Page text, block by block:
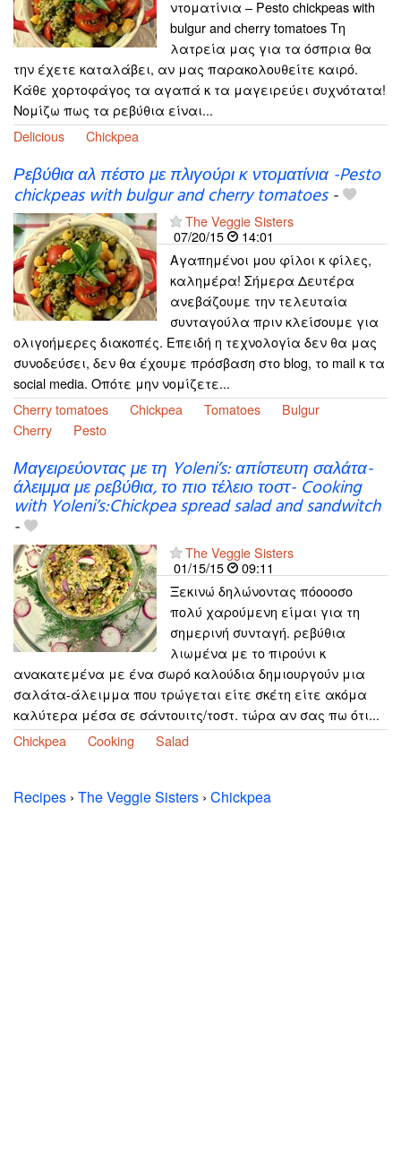
ντοματίνια – Pesto chickpeas with
bulgur and cherry tomatoes Τη
λατρεία μας για τα όσπρια θα
την έχετε καταλάβει, αν μας παρακολουθείτε καιρό.
Κάθε χορτοφάγος τα αγαπά κ τα μαγειρεύει συχνότατα!
Νομίζω πως τα ρεβύθια είναι...
Delicious
Chickpea
Ρεβύθια αλ πέστο με πλιγούρι κ ντοματίνια -Pesto
chickpeas with bulgur and cherry tomatoes-
The Veggie Sisters
07/20/15
14:01
Αγαπημένοι μου φίλοι κ φίλες,
καλημέρα! Σήμερα Δευτέρα
ανεβάζουμε την τελευταία
συνταγούλα πριν κλείσουμε για
ολιγοήμερες διακοπές. Επειδή η τεχνολογία δεν θα μας
συνοδεύσει, δεν θα έχουμε πρόσβαση στο blog, το mail κ τα
social media. Οπότε μην νομίζετε...
Cherry tomatoes
Chickpea Tomatoes
Bulgur
Cherry
Pesto
Μαγειρεύοντας με τη Yoleni’s: απίστευτη σαλάτα-
άλειμμα με ρεβύθια, το πιο τέλειο τοστ- Cooking
with Yoleni’s:Chickpea spread salad and sandwitch
-
The Veggie Sisters
01/15/15
09:11
Ξεκινώ δηλώνοντας πόοοοσο
πολύ χαρούμενη είμαι για τη
σημερινή συνταγή. ρεβύθια
λιωμένα με το πιρούνι κ
ανακατεμένα με ένα σωρό καλούδια δημιουργούν μια
σαλάτα-άλειμμα που τρώγεται είτε σκέτη είτε ακόμα
καλύτερα μέσα σε σάντουιτς/τοστ. τώρα αν σας πω ότι...
Chickpea
Cooking Salad
Recipes › The Veggie Sisters › Chickpea